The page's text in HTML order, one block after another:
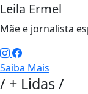
Leila Ermel
Mãe e jornalista
Saiba Mais
/ + Lidas/